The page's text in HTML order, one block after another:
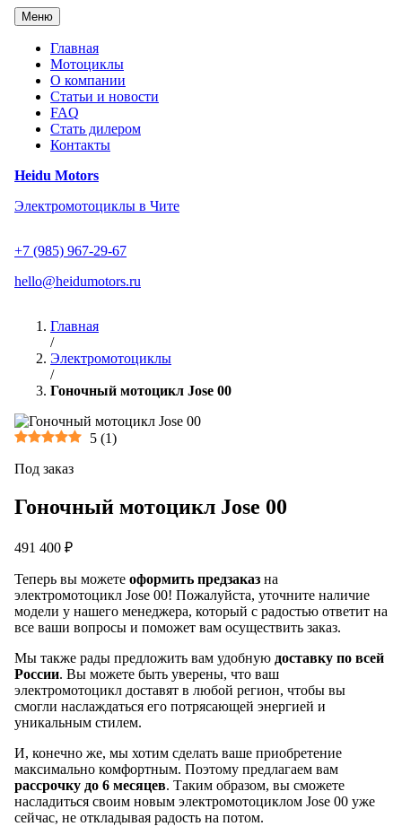
Перейти
содержанию
Heidu Motors
Электромотоциклы в Чите
+7 (985) 967-29-67
hello@heidumotors.ru
Меню
Главная
Мотоциклы
О компании
Статьи и новости
FAQ
Стать дилером
Контакты
Главная
/
Электромотоциклы
/
Гоночный мотоцикл Jose 00
5 (1)
Под заказ
Гоночный мотоцикл Jose 00
491 400 ₽
Теперь вы можете оформить предзаказ на
электромотоцикл Jose 00! Пожалуйста, уточните наличие
модели у нашего менеджера, который с радостью ответит на
все ваши вопросы и поможет вам осуществить заказ.
Мы также рады предложить вам удобную доставку по всей
России. Вы можете быть уверены, что ваш
электромотоцикл доставят в любой регион, чтобы вы
смогли наслаждаться его потрясающей энергией и
уникальным стилем.
И, конечно же, мы хотим сделать ваше приобретение
максимально комфортным. Поэтому предлагаем вам
рассрочку до 6 месяцев. Таким образом, вы сможете
насладиться своим новым электромотоциклом Jose 00 уже
сейчас, не откладывая радость на потом.